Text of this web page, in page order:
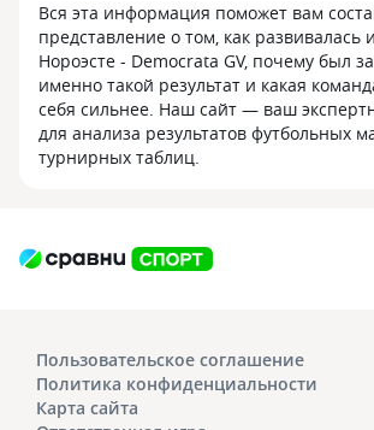
Вся эта информация поможет вам
представление о том, как развивалась
Нороэсте - Democrata GV, почему был
именно такой результат и какая
себя сильнее. Наш сайт — ваш
для анализа результатов футбольных
турнирных таблиц.
Пользовательское соглашение
Политика конфиденциальности
Карта сайта